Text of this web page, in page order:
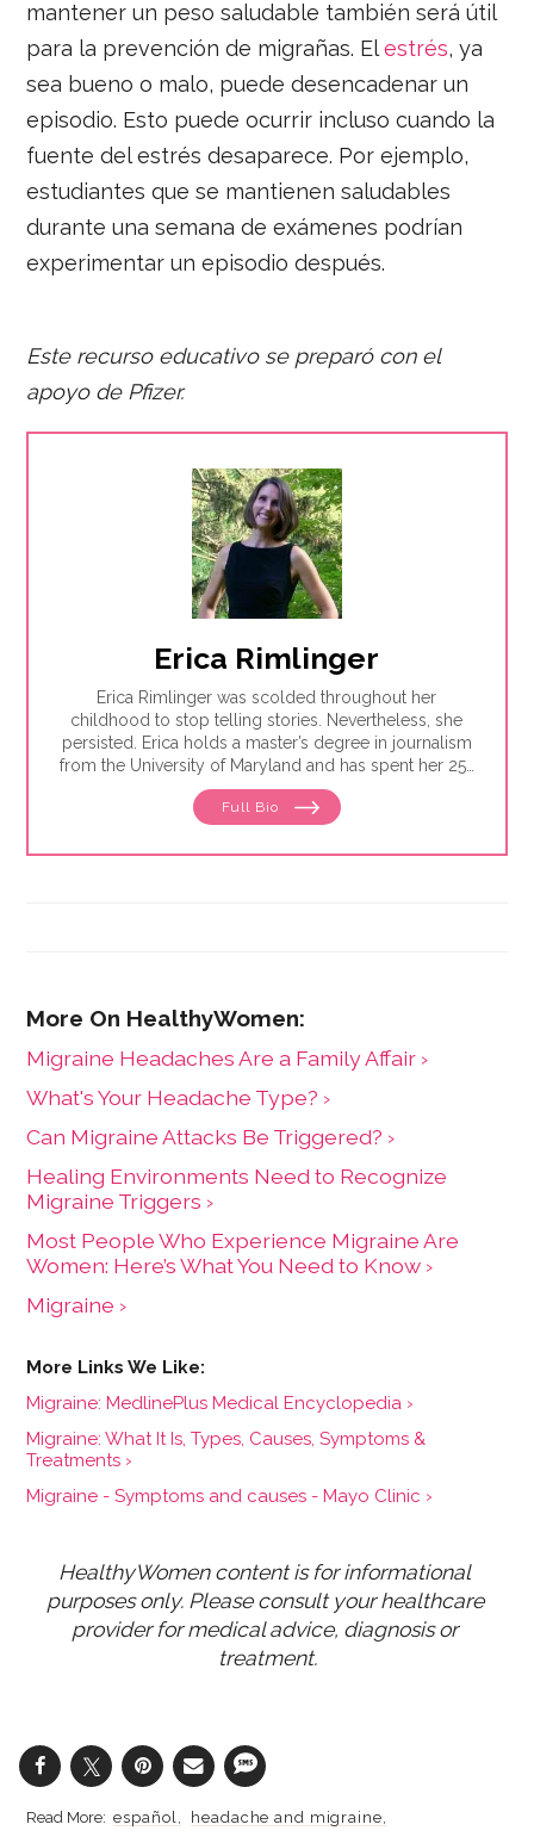
mantener un peso saludable también será útil
para la prevención de migrañas. Elestrés, ya
sea bueno o malo, puede desencadenar un
episodio. Esto puede ocurrir incluso cuando la
fuente del estrés desaparece. Por ejemplo,
estudiantes que se mantienen saludables
durante una semana de exámenes podrían
experimentar un episodio después.
Este recurso educativo se preparó con el
apoyo de Pfizer.
Erica Rimlinger
Erica Rimlinger was scolded throughout her
childhood to stop telling stories. Nevertheless, she
persisted. Erica holds a master’s degree in journalism
from the University of Maryland and has spent her 25-
year career telling stories for clients that have ranged
from nonprofit organizations to corporations, and
Full Bio
Migraine Headaches Are a Family Affair ›
What's Your Headache Type? ›
Can Migraine Attacks Be Triggered? ›
Healing Environments Need to Recognize
Migraine Triggers ›
Most People Who Experience Migraine Are
Women: Here’s What You Need to Know ›
Migraine ›
Migraine: MedlinePlus Medical Encyclopedia ›
Migraine: What It Is, Types, Causes, Symptoms &
Treatments ›
Migraine - Symptoms and causes - Mayo Clinic ›
HealthyWomen content is for informational
purposes only. Please consult your healthcare
provider for medical advice, diagnosis or
treatment.
español
headache and migraine